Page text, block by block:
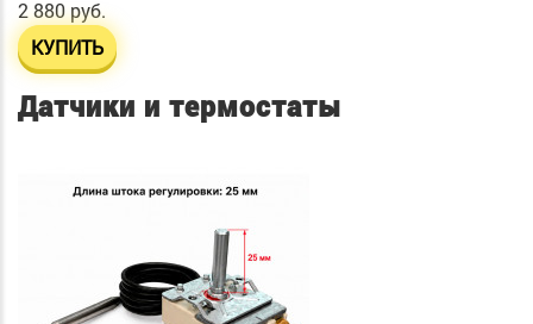
2 880 руб.
КУПИТЬ
Датчики и термостаты